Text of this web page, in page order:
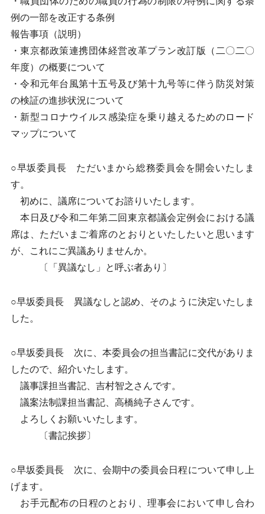
例の一部を改正する条例
報告事項（説明）
・東京都政策連携団体経営改革プラン改訂版（二〇二〇
年度）の概要について
・令和元年台風第十五号及び第十九号等に伴う防災対策
の検証の進捗状況について
・新型コロナウイルス感染症を乗り越えるためのロード
マップについて
○早坂委員長 ただいまから総務委員会を開会いたしま
す。
初めに、議席についてお諮りいたします。
本日及び令和二年第二回東京都議会定例会における議
席は、ただいまご着席のとおりといたしたいと思います
が、これにご異議ありませんか。
〔「異議なし」と呼ぶ者あり〕
○早坂委員長 異議なしと認め、そのように決定いたしま
した。
○早坂委員長 次に、本委員会の担当書記に交代がありま
したので、紹介いたします。
議事課担当書記、吉村智之さんです。
議案法制課担当書記、高橋純子さんです。
よろしくお願いいたします。
〔書記挨拶〕
○早坂委員長 次に、会期中の委員会日程について申し上
げます。
お手元配布の日程のとおり、理事会において申し合わ